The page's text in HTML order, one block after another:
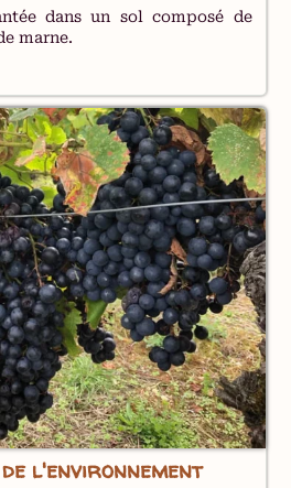
dans un sol composé de
marne.
l'environnement